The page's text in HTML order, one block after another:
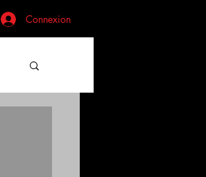
Connexion